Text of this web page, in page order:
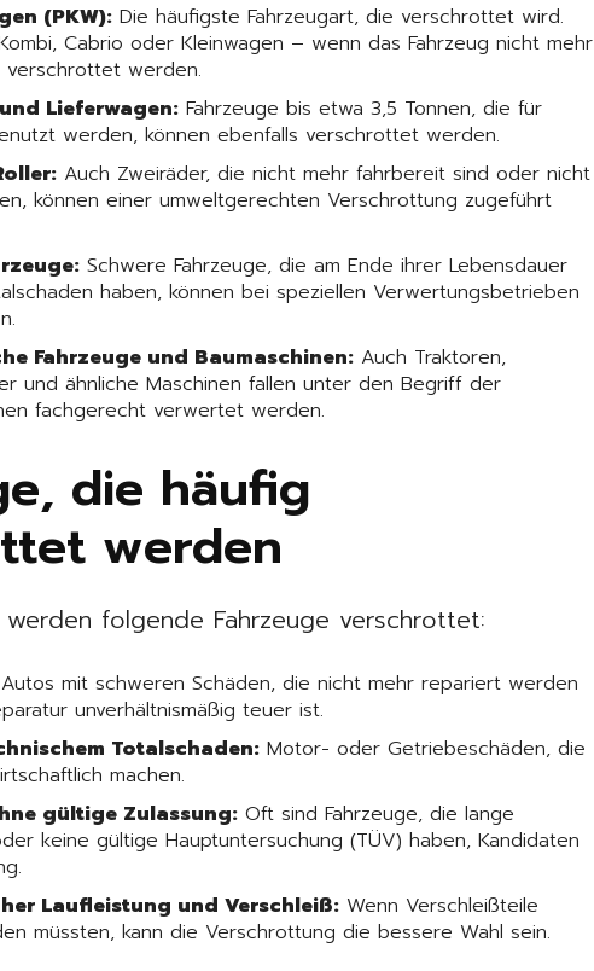
(PKW): Die häufigste Fahrzeugart, die verschrottet wird.
Cabrio oder Kleinwagen – wenn das Fahrzeug nicht mehr
verschrottet werden.
Lieferwagen: Fahrzeuge bis etwa 3,5 Tonnen, die für
werden, können ebenfalls verschrottet werden.
Auch Zweiräder, die nicht mehr fahrbereit sind oder nicht
können einer umweltgerechten Verschrottung zugeführt
Schwere Fahrzeuge, die am Ende ihrer Lebensdauer
haben, können bei speziellen Verwertungsbetrieben
Fahrzeuge und Baumaschinen: Auch Traktoren,
und ähnliche Maschinen fallen unter den Begriff der
fachgerecht verwertet werden.
die häufig
werden
folgende Fahrzeuge verschrottet:
Autos mit schweren Schäden, die nicht mehr repariert werden
unverhältnismäßig teuer ist.
Totalschaden: Motor- oder Getriebeschäden, die
machen.
gültige Zulassung: Oft sind Fahrzeuge, die lange
keine gültige Hauptuntersuchung (TÜV) haben, Kandidaten
Laufleistung und Verschleiß: Wenn Verschleißteile
müssten, kann die Verschrottung die bessere Wahl sein.